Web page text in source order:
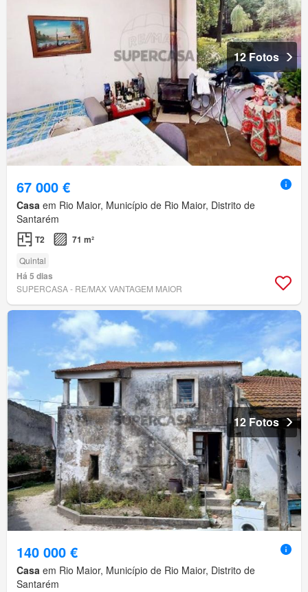
12 Fotos
67 000 €
Casa em Rio Maior, Município de Rio Maior, Distrito de
Santarém
T2 71 m²
Quintal
Há 5 dias
SUPERCASA - RE/MAX VANTAGEM MAIOR
12 Fotos
140 000 €
Casa em Rio Maior, Município de Rio Maior, Distrito de
Santarém